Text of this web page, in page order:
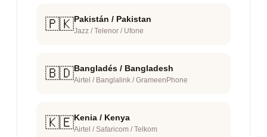
🇵🇰Pakistán / Pakistan
Jazz / Telenor / Ufone
🇧🇩Bangladés / Bangladesh
Airtel / Banglalink / GrameenPhone
🇰🇪Kenia / Kenya
Airtel / Safaricom / Telkom